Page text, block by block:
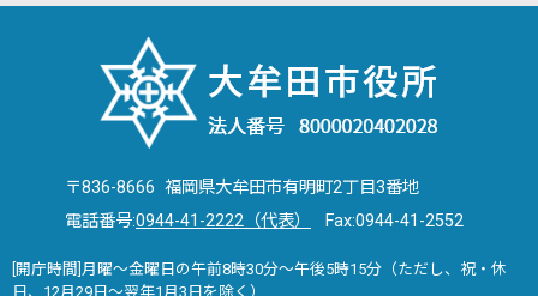
〒836-8666 福岡県大牟田市有明町2丁目3番地
電話番号:0944-41-2222（代表） Fax:0944-41-2552
[開庁時間]月曜～金曜日の午前8時30分～午後5時15分（ただし、祝・休
日、12月29日～翌年1月3日を除く）